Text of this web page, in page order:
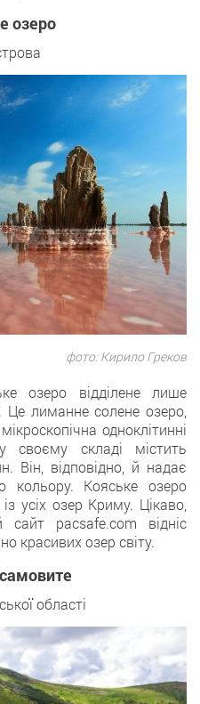
озеро
фото: Кирило Греков
озеро відділене лише
лиманне солене озеро,
одноклітинні
своєму складі містить
Він, відповідно, й надає
кольору. Кояське озеро
усіх озер Криму. Цікаво,
pacsafe.com відніс
красивих озер світу.
області